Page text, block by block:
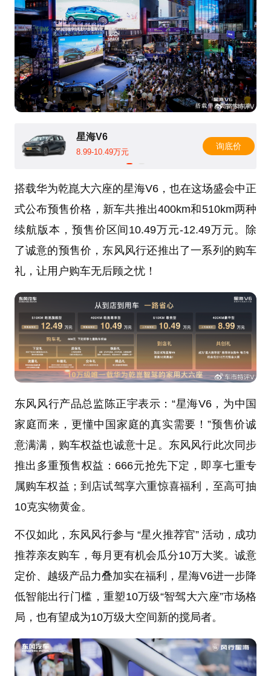
星海V6
8.99-10.49万元
询底价
搭载华为乾崑大六座的星海V6，也在这场盛会中正
式公布预售价格，新车共推出400km和510km两种
续航版本，预售价区间10.49万元-12.49万元。除
了诚意的预售价，东风风行还推出了一系列的购车
礼，让用户购车无后顾之忧！
东风风行产品总监陈正宇表示：“星海V6，为中国
家庭而来，更懂中国家庭的真实需要！”预售价诚
意满满，购车权益也诚意十足。东风风行此次同步
推出多重预售权益：666元抢先下定，即享七重专
属购车权益；到店试驾享六重惊喜福利，至高可抽
10克实物黄金。
不仅如此，东风风行参与 “星火推荐官” 活动，成功
推荐亲友购车，每月更有机会瓜分10万大奖。诚意
定价、越级产品力叠加实在福利，星海V6进一步降
低智能出行门槛，重塑10万级“智驾大六座”市场格
局，也有望成为10万级大空间新的搅局者。